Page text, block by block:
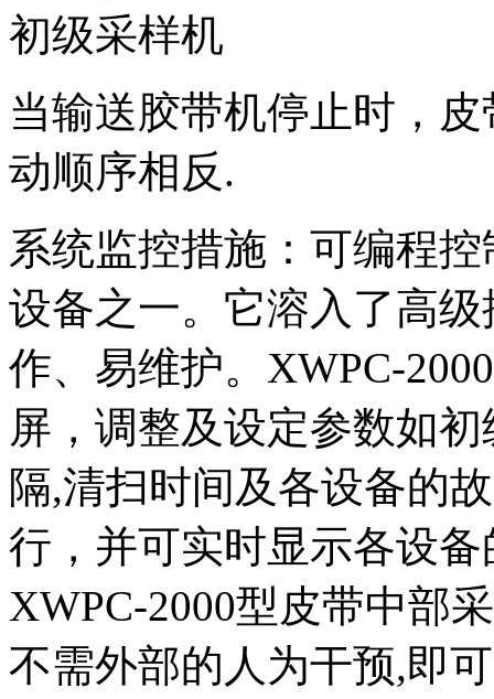
初级采样机
当输送胶带机停止时，
动顺序相反.
系统监控措施：可编程
设备之一。它溶入了高
作、易维护。XWPC-
屏，调整及设定参数如
隔,清扫时间及各设备的
行，并可实时显示各设
XWPC-2000型皮带中部
不需外部的人为干预,即